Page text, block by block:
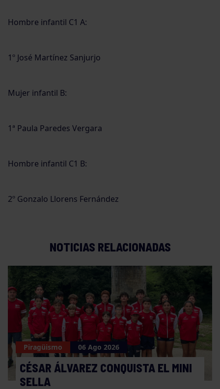
Hombre infantil C1 A:
1º José Martínez Sanjurjo
Mujer infantil B:
1ª Paula Paredes Vergara
Hombre infantil C1 B:
2º Gonzalo Llorens Fernández
NOTICIAS RELACIONADAS
Piragüismo 06 Ago 2026
CÉSAR ÁLVAREZ CONQUISTA EL MINI
SELLA